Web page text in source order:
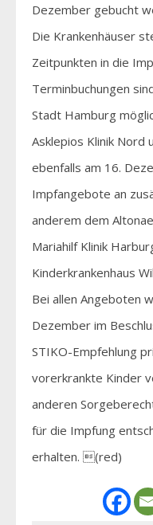
Dezember gebucht
Die Krankenhäuser
Zeitpunkten in die
Terminbuchungen
Stadt Hamburg
Asklepios Klinik Nord
ebenfalls am 16.
Impfangebote an
anderem dem
Mariahilf Klinik
Kinderkrankenhaus
Bei allen Angeboten
Dezember im
STIKO-Empfehlung
vorerkrankte Kinder
anderen
für die Impfung
erhalten. (red)